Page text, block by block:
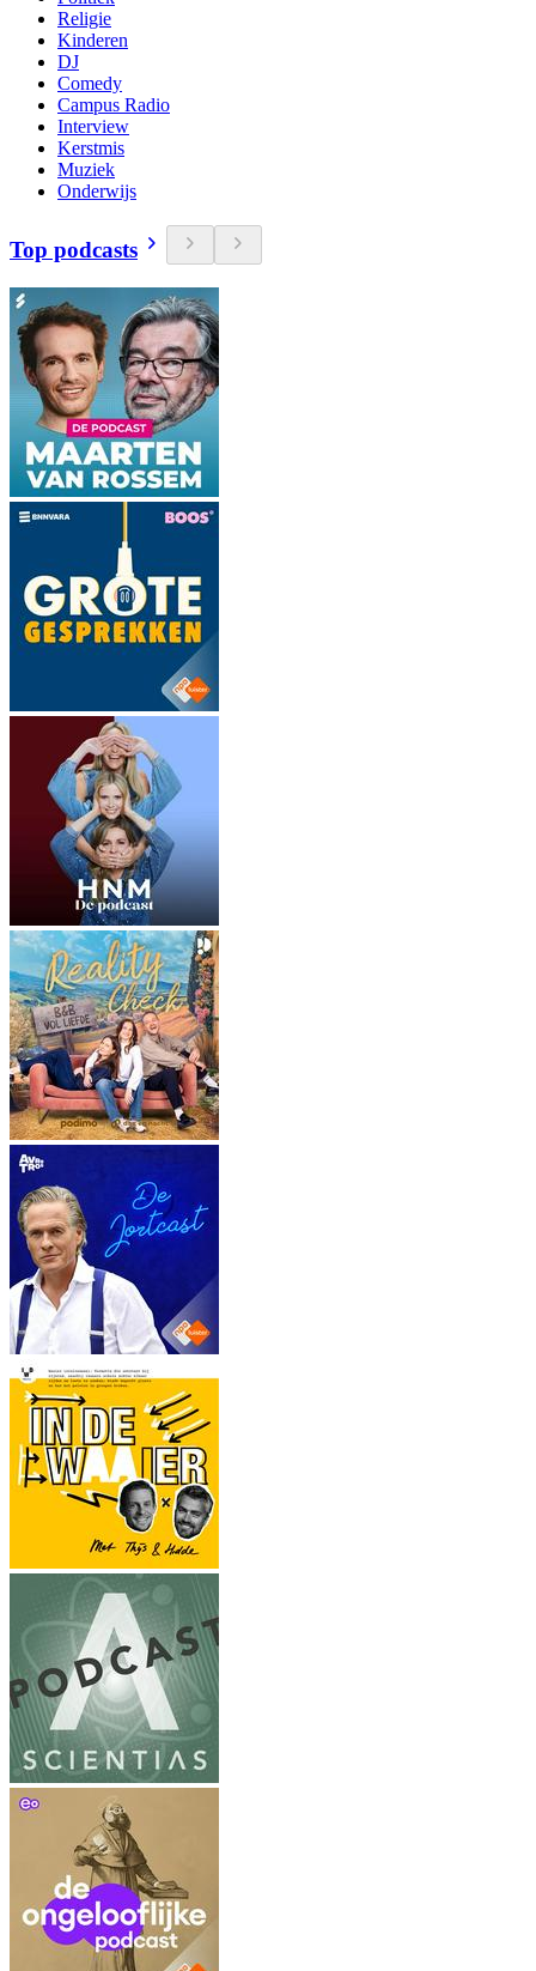
Religie
Kinderen
DJ
Comedy
Campus Radio
Interview
Kerstmis
Muziek
Onderwijs
Top podcasts